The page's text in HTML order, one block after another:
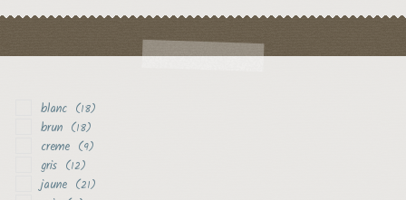
blanc (18)
brun (18)
creme (9)
gris (12)
jaune (21)